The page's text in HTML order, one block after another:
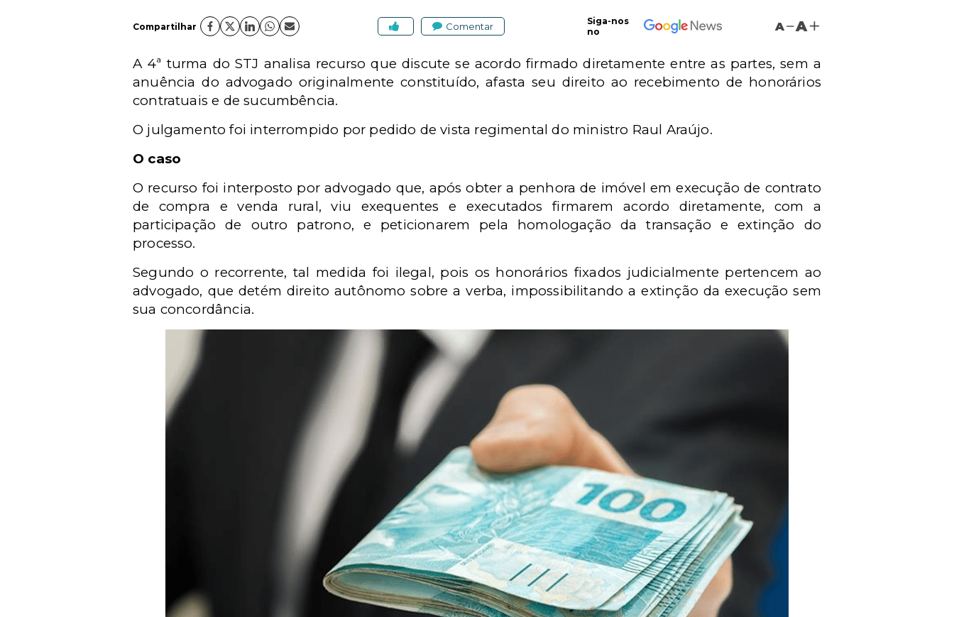
Compartilhar Comentar
Siga-nos
no
A A
A 4ª turma do STJ analisa recurso que discute se acordo firmado diretamente entre as partes, sem a
anuência do advogado originalmente constituído, afasta seu direito ao recebimento de honorários
contratuais e de sucumbência.
O julgamento foi interrompido por pedido de vista regimental do ministro Raul Araújo.
O caso
O recurso foi interposto por advogado que, após obter a penhora de imóvel em execução de contrato
de compra e venda rural, viu exequentes e executados firmarem acordo diretamente, com a
participação de outro patrono, e peticionarem pela homologação da transação e extinção do
processo.
Segundo o recorrente, tal medida foi ilegal, pois os honorários fixados judicialmente pertencem ao
advogado, que detém direito autônomo sobre a verba, impossibilitando a extinção da execução sem
sua concordância.